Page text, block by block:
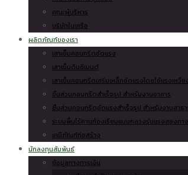
คณะผู้บริหาร
บริษัทในเครือ
ผลิตภัณฑ์ของเรา
เสาเข็มคอนกรีตอัดแรง
เสาเข็มดินซีเมนต์
เสาเข็มคอนกรีตเสริมเหล็กอัดแรงโดยใช้แรงเหวี่ย
ชิ้นส่วนคอนกรีตสำเร็จรูป สำหรับงานอาคาร
ชิ้นส่วนคอนกรีตอัดแรงสำเร็จรูป สำหรับงานสาธ
ระบบพื้นไร้คานท้องเรียบแบบกลวงรับแรงสองทาง
เคมีภัณฑ์ก่อสร้าง
นักลงทุนสัมพันธ์
ข้อมูลทางการเงิน